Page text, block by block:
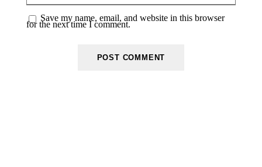
Save my name, email, and website in this browser
for the next time I comment.